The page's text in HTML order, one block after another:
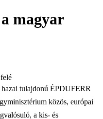
magyar
hazai tulajdonú ÉPDUFERR
közös, európai
a kis- és